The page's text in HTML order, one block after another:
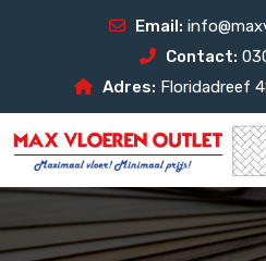
Email:
Contact:
Adres: Floridadreef